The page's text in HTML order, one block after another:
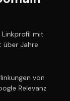
mit
über Jahre
von
Relevanz